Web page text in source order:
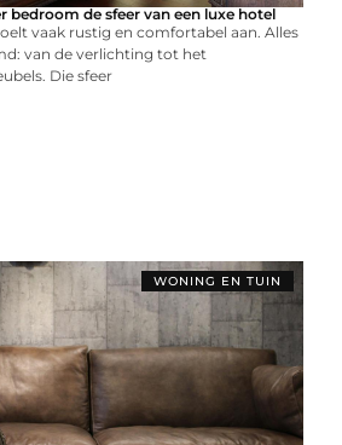
bedroom de sfeer van een luxe hotel
vaak rustig en comfortabel aan. Alles
van de verlichting tot het
Die sfeer
WONING EN TUIN